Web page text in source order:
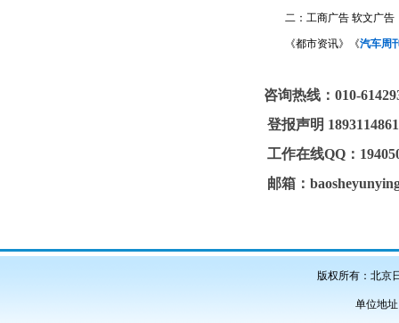
二：工商广告 软文广告
《都市资讯》《汽车周
咨询热线： 010-
登报声明
工作在线QQ ：
邮箱：
版权所有：北京
单位地